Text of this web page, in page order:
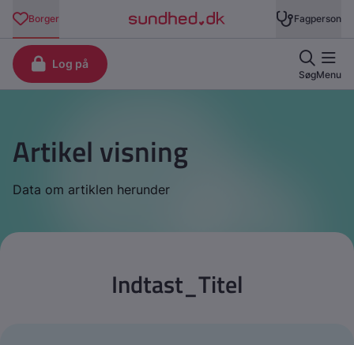
Artikel visning
Data om artiklen herunder
Indtast_Titel